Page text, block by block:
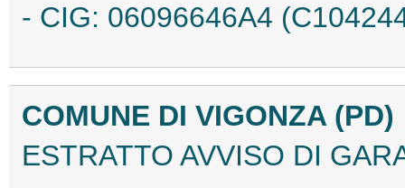
- CIG: 06096646A4
COMUNE DI VIGONZA (PD)
ESTRATTO AVVISO DI